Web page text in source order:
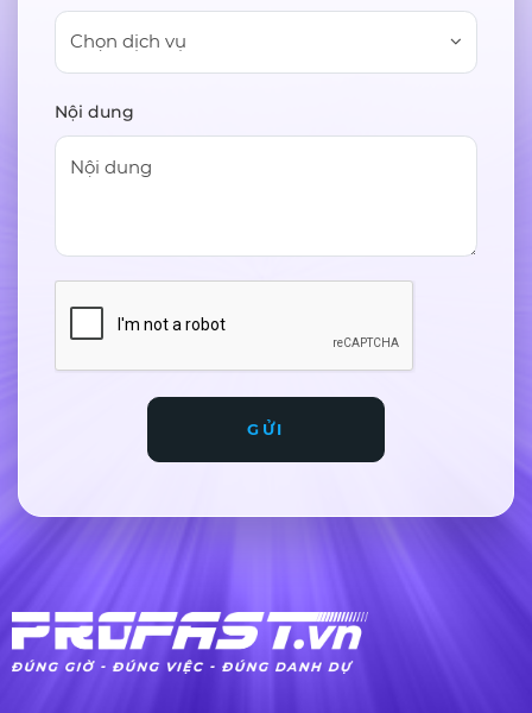
Chọn dịch vụ
Nội dung
GỬI